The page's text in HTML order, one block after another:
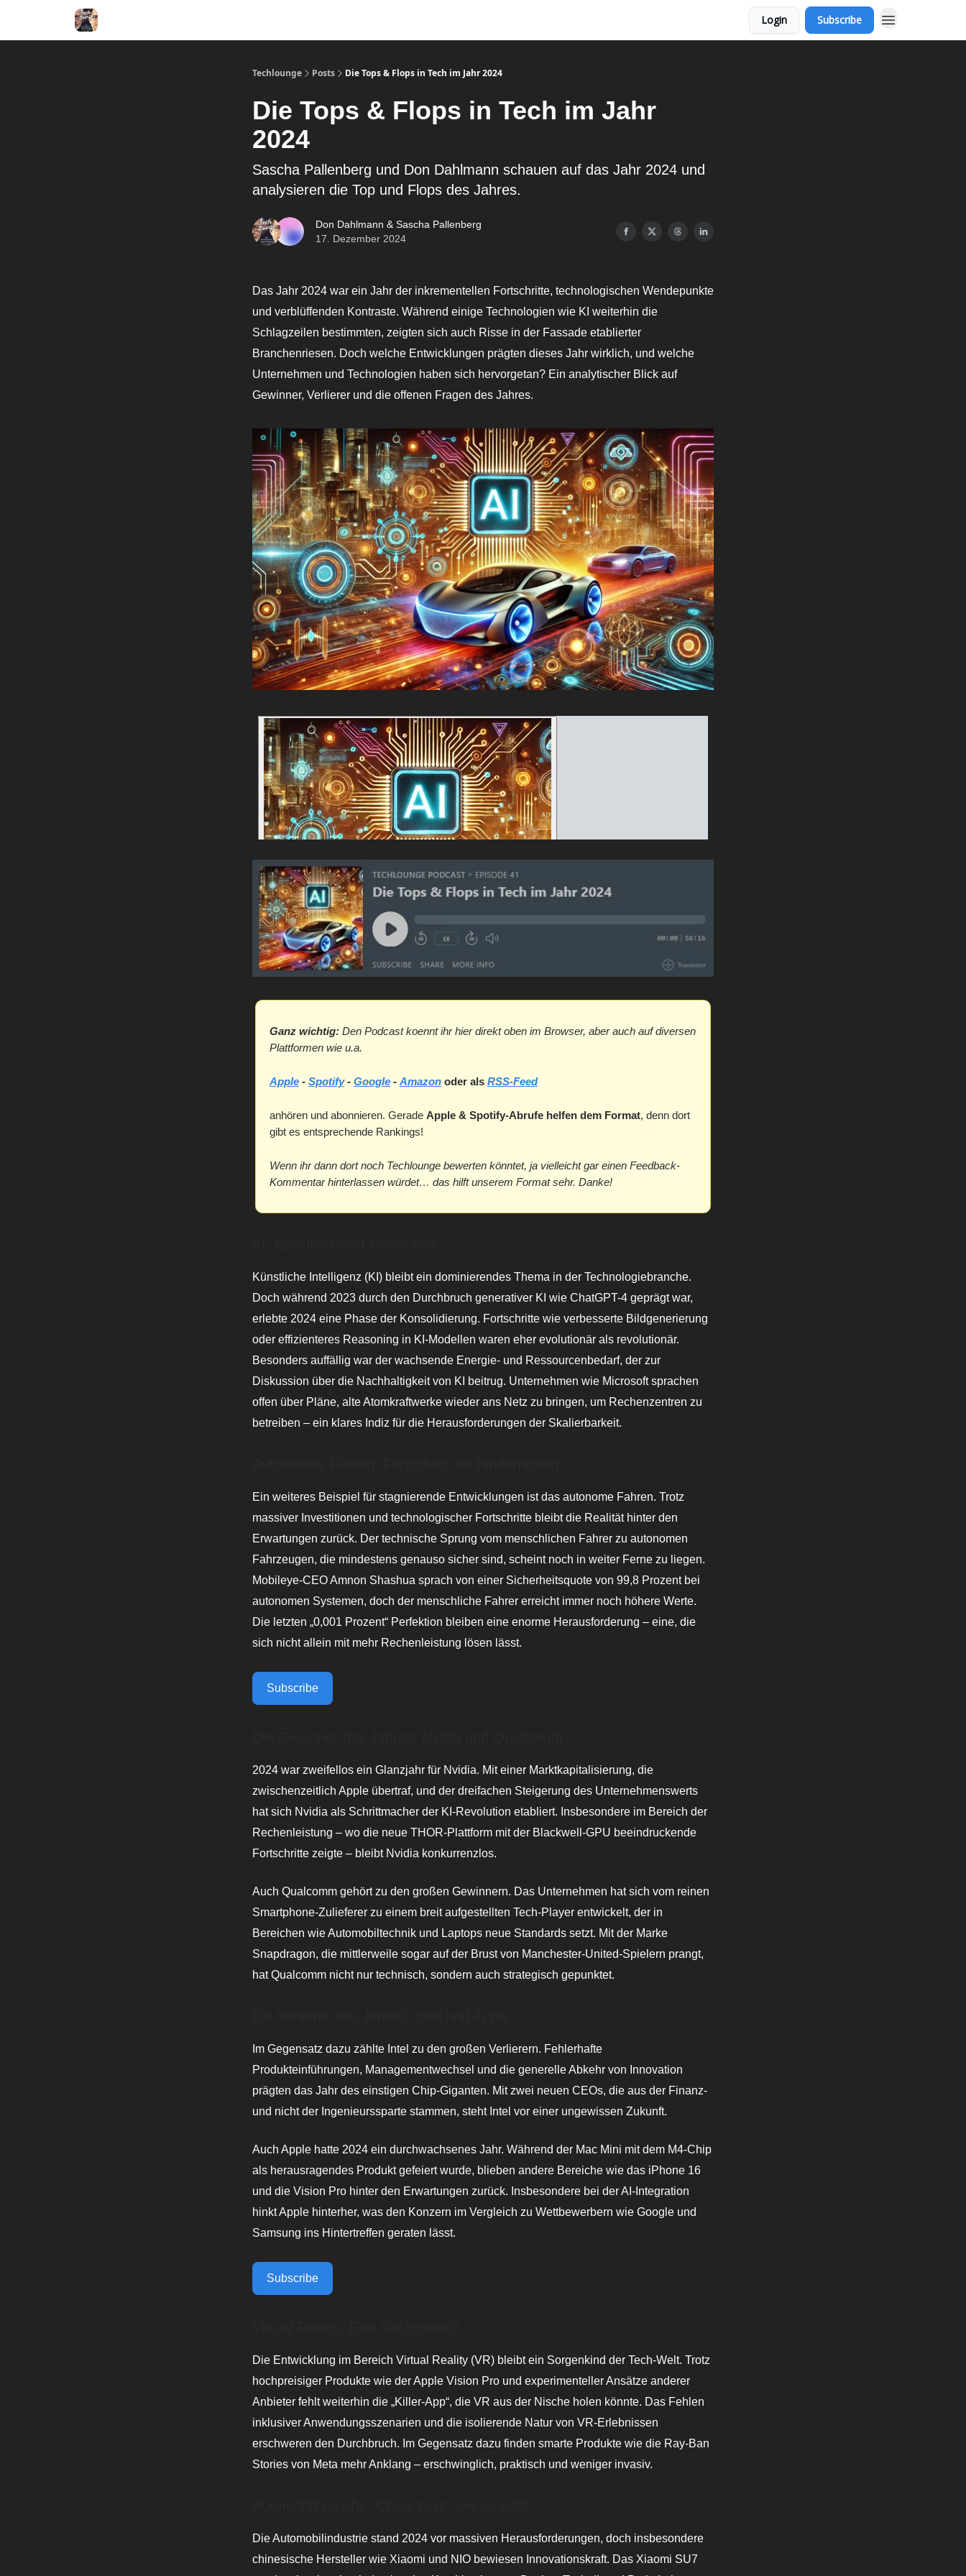
Login Subscribe
Techlounge Posts Die Tops & Flops in Tech im Jahr 2024
Die Tops & Flops in Tech im Jahr
2024
Sascha Pallenberg und Don Dahlmann schauen auf das Jahr 2024 und
analysieren die Top und Flops des Jahres.
Don Dahlmann & Sascha Pallenberg
17. Dezember 2024
Das Jahr 2024 war ein Jahr der inkrementellen Fortschritte, technologischen Wendepunkte
und verblüffenden Kontraste. Während einige Technologien wie KI weiterhin die
Schlagzeilen bestimmten, zeigten sich auch Risse in der Fassade etablierter
Branchenriesen. Doch welche Entwicklungen prägten dieses Jahr wirklich, und welche
Unternehmen und Technologien haben sich hervorgetan? Ein analytischer Blick auf
Gewinner, Verlierer und die offenen Fragen des Jahres.
Ganz wichtig: Den Podcast koennt ihr hier direkt oben im Browser, aber auch auf diversen
Plattformen wie u.a.
Apple - Spotify- Google - Amazon oder als RSS-Feed
anhören und abonnieren. Gerade Apple & Spotify-Abrufe helfen dem Format, denn dort
gibt es entsprechende Rankings!
Wenn ihr dann dort noch Techlounge bewerten könntet, ja vielleicht gar einen Feedback-
Kommentar hinterlassen würdet… das hilft unserem Format sehr. Danke!
Künstliche Intelligenz (KI) bleibt ein dominierendes Thema in der Technologiebranche.
Doch während 2023 durch den Durchbruch generativer KI wie ChatGPT-4 geprägt war,
erlebte 2024 eine Phase der Konsolidierung. Fortschritte wie verbesserte Bildgenerierung
oder effizienteres Reasoning in KI-Modellen waren eher evolutionär als revolutionär.
Besonders auffällig war der wachsende Energie- und Ressourcenbedarf, der zur
Diskussion über die Nachhaltigkeit von KI beitrug. Unternehmen wie Microsoft sprachen
offen über Pläne, alte Atomkraftwerke wieder ans Netz zu bringen, um Rechenzentren zu
betreiben – ein klares Indiz für die Herausforderungen der Skalierbarkeit.
Ein weiteres Beispiel für stagnierende Entwicklungen ist das autonome Fahren. Trotz
massiver Investitionen und technologischer Fortschritte bleibt die Realität hinter den
Erwartungen zurück. Der technische Sprung vom menschlichen Fahrer zu autonomen
Fahrzeugen, die mindestens genauso sicher sind, scheint noch in weiter Ferne zu liegen.
Mobileye-CEO Amnon Shashua sprach von einer Sicherheitsquote von 99,8 Prozent bei
autonomen Systemen, doch der menschliche Fahrer erreicht immer noch höhere Werte.
Die letzten „0,001 Prozent“ Perfektion bleiben eine enorme Herausforderung – eine, die
sich nicht allein mit mehr Rechenleistung lösen lässt.
Subscribe
2024 war zweifellos ein Glanzjahr für Nvidia. Mit einer Marktkapitalisierung, die
zwischenzeitlich Apple übertraf, und der dreifachen Steigerung des Unternehmenswerts
hat sich Nvidia als Schrittmacher der KI-Revolution etabliert. Insbesondere im Bereich der
Rechenleistung – wo die neue THOR-Plattform mit der Blackwell-GPU beeindruckende
Fortschritte zeigte – bleibt Nvidia konkurrenzlos.
Auch Qualcomm gehört zu den großen Gewinnern. Das Unternehmen hat sich vom reinen
Smartphone-Zulieferer zu einem breit aufgestellten Tech-Player entwickelt, der in
Bereichen wie Automobiltechnik und Laptops neue Standards setzt. Mit der Marke
Snapdragon, die mittlerweile sogar auf der Brust von Manchester-United-Spielern prangt,
hat Qualcomm nicht nur technisch, sondern auch strategisch gepunktet.
Im Gegensatz dazu zählte Intel zu den großen Verlierern. Fehlerhafte
Produkteinführungen, Managementwechsel und die generelle Abkehr von Innovation
prägten das Jahr des einstigen Chip-Giganten. Mit zwei neuen CEOs, die aus der Finanz-
und nicht der Ingenieurssparte stammen, steht Intel vor einer ungewissen Zukunft.
Auch Apple hatte 2024 ein durchwachsenes Jahr. Während der Mac Mini mit dem M4-Chip
als herausragendes Produkt gefeiert wurde, blieben andere Bereiche wie das iPhone 16
und die Vision Pro hinter den Erwartungen zurück. Insbesondere bei der AI-Integration
hinkt Apple hinterher, was den Konzern im Vergleich zu Wettbewerbern wie Google und
Samsung ins Hintertreffen geraten lässt.
Subscribe
Die Entwicklung im Bereich Virtual Reality (VR) bleibt ein Sorgenkind der Tech-Welt. Trotz
hochpreisiger Produkte wie der Apple Vision Pro und experimenteller Ansätze anderer
Anbieter fehlt weiterhin die „Killer-App“, die VR aus der Nische holen könnte. Das Fehlen
inklusiver Anwendungsszenarien und die isolierende Natur von VR-Erlebnissen
erschweren den Durchbruch. Im Gegensatz dazu finden smarte Produkte wie die Ray-Ban
Stories von Meta mehr Anklang – erschwinglich, praktisch und weniger invasiv.
Die Automobilindustrie stand 2024 vor massiven Herausforderungen, doch insbesondere
chinesische Hersteller wie Xiaomi und NIO bewiesen Innovationskraft. Das Xiaomi SU7